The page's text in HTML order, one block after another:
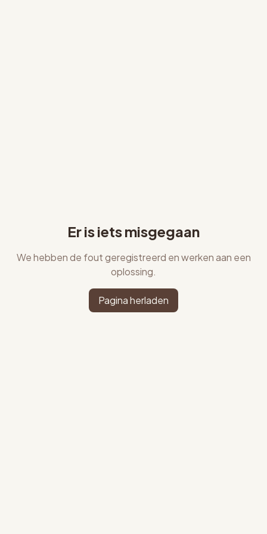
Er is iets misgegaan
We hebben de fout geregistreerd en werken aan een
oplossing.
Pagina herladen